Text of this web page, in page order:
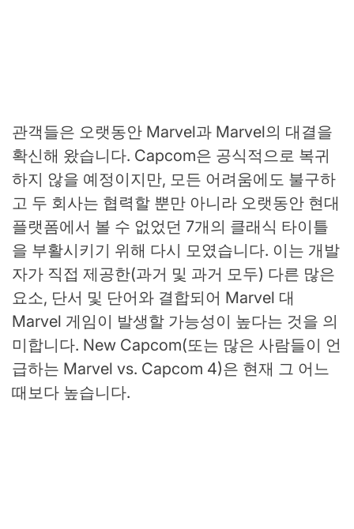
관객들은 오랫동안 Marvel과 Marvel의 대결을
확신해 왔습니다. Capcom은 공식적으로 복귀
하지 않을 예정이지만, 모든 어려움에도 불구하
고 두 회사는 협력할 뿐만 아니라 오랫동안 현대
플랫폼에서 볼 수 없었던 7개의 클래식 타이틀
을 부활시키기 위해 다시 모였습니다. 이는 개발
자가 직접 제공한(과거 및 과거 모두) 다른 많은
요소, 단서 및 단어와 결합되어 Marvel 대
Marvel 게임이 발생할 가능성이 높다는 것을 의
미합니다. New Capcom(또는 많은 사람들이 언
급하는 Marvel vs. Capcom 4)은 현재 그 어느
때보다 높습니다.